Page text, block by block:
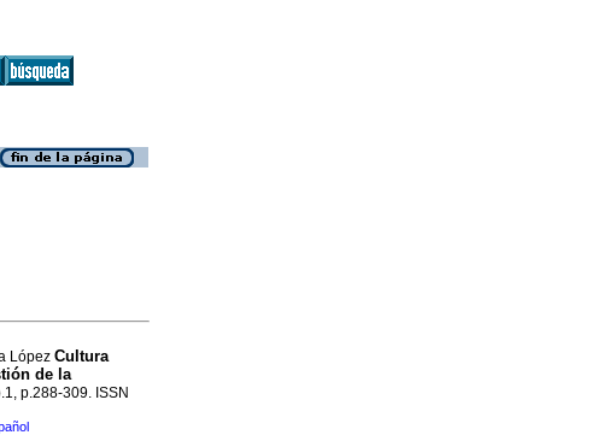
López Cultura
de la
p.288-309. ISSN